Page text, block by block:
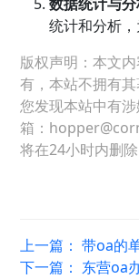
统计和分析，
版权声明：本文
有，本站不拥有
您发现本站中有
箱：
将在24小时内删除
上一篇：带oa的
下一篇： 东营oa